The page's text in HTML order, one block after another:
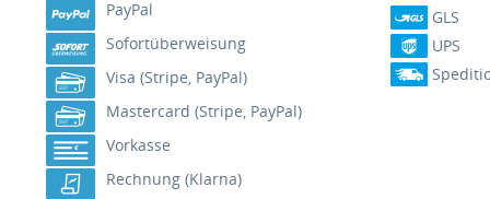
PayPal
Sofortüberweisung
Visa (Stripe, PayPal)
Mastercard (Stripe, PayPal)
Vorkasse
Rechnung (Klarna)
GLS
UPS